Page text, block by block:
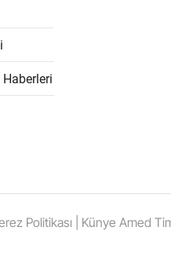
Politikası | Künye Amed